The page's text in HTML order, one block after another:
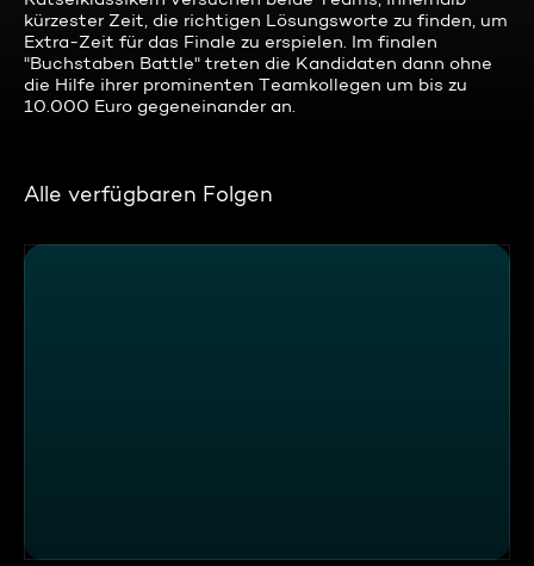
kürzester Zeit, die richtigen Lösungsworte zu finden, um
Extra-Zeit für das Finale zu erspielen. Im finalen
"Buchstaben Battle" treten die Kandidaten dann ohne
die Hilfe ihrer prominenten Teamkollegen um bis zu
10.000 Euro gegeneinander an.
Alle verfügbaren Folgen